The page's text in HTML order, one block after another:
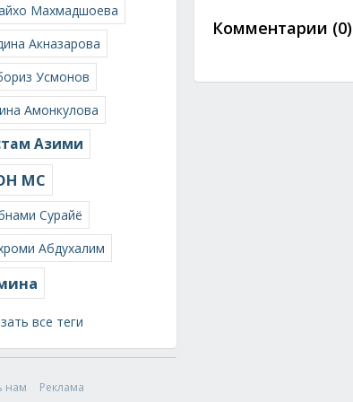
Махмадшоева
Акназарова
Усмонов
Амонкулова
Азими
МС
Сурайё
Абдухалим
все теги
нам
Реклама
Комментарии (0)